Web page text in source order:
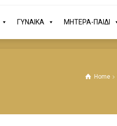
ΓΥΝΑΙΚΑ ΜΗΤΕΡΑ-ΠΑΙΔΙ
Home